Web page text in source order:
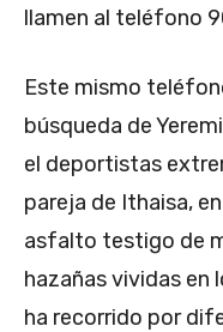
llamen al teléfono
Este mismo
búsqueda de
el deportistas
pareja de Ithaisa,
asfalto testigo de
hazañas vividas en
ha recorrido por